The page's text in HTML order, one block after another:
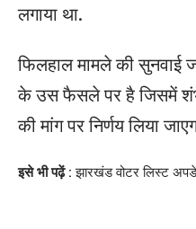
लगाया था.
फिलहाल मामले की सुनवाई
के उस फैसले पर है जिसमें शंभू
की मांग पर निर्णय लिया
इसे भी पढ़ें :झारखंड वोटर लिस्ट